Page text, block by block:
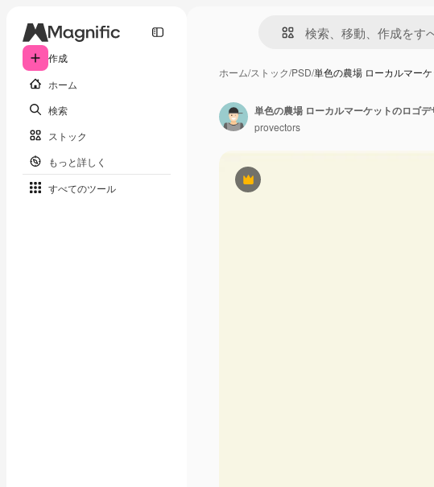
作成
ホーム
検索
ストック
もっと詳しく
すべてのツール
ホーム/ストック/PSD/単色の農場 ローカルマー
Premium
provectors